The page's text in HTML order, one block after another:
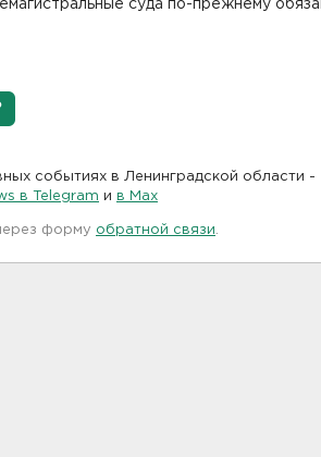
суда по-прежнему
событиях в Ленинградской области -
в Telegram и в Maх
форму обратной связи